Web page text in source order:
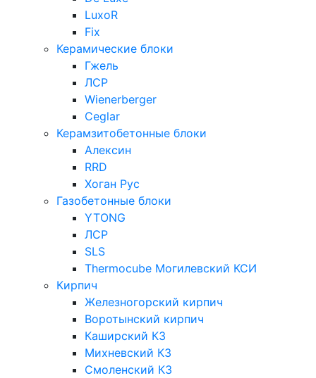
LuxoR
Fix
Керамические блоки
Гжель
ЛСР
Wienerberger
Ceglar
Керамзитобетонные блоки
Алексин
RRD
Хоган Рус
Газобетонные блоки
YTONG
ЛСР
SLS
Thermocube Могилевский КСИ
Кирпич
Железногорский кирпич
Воротынский кирпич
Каширский КЗ
Михневский КЗ
Смоленский КЗ